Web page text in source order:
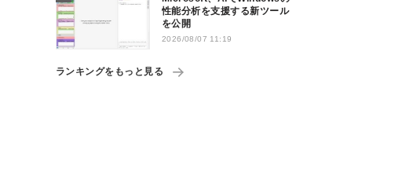
性能分析を支援する新ツール
を公開
2026/08/07 11:19
ランキングをもっと見る